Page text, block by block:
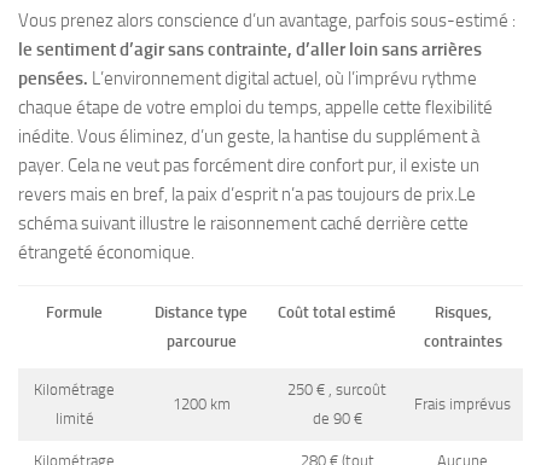
Vous prenez alors conscience d’un avantage, parfois sous-estimé :
le sentiment d’agir sans contrainte, d’aller loin sans arrières
pensées. L’environnement digital actuel, où l’imprévu rythme
chaque étape de votre emploi du temps, appelle cette flexibilité
inédite. Vous éliminez, d’un geste, la hantise du supplément à
payer. Cela ne veut pas forcément dire confort pur, il existe un
revers mais en bref, la paix d’esprit n’a pas toujours de prix.Le
schéma suivant illustre le raisonnement caché derrière cette
étrangeté économique.
Formule
Distance type
parcourue
Coût total estimé
Risques,
contraintes
Kilométrage
limité
1200 km
250 € , surcoût
de 90 €
Frais imprévus
Kilométrage 280 € (tout Aucune